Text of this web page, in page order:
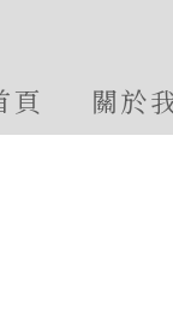
頁
關於